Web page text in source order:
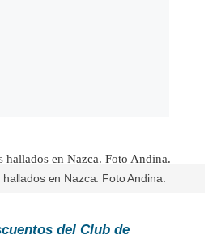
en Nazca. Foto Andina.
del Club de